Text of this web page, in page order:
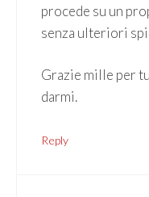
procede su un
senza ulteriori
Grazie mille per
darmi.
Reply